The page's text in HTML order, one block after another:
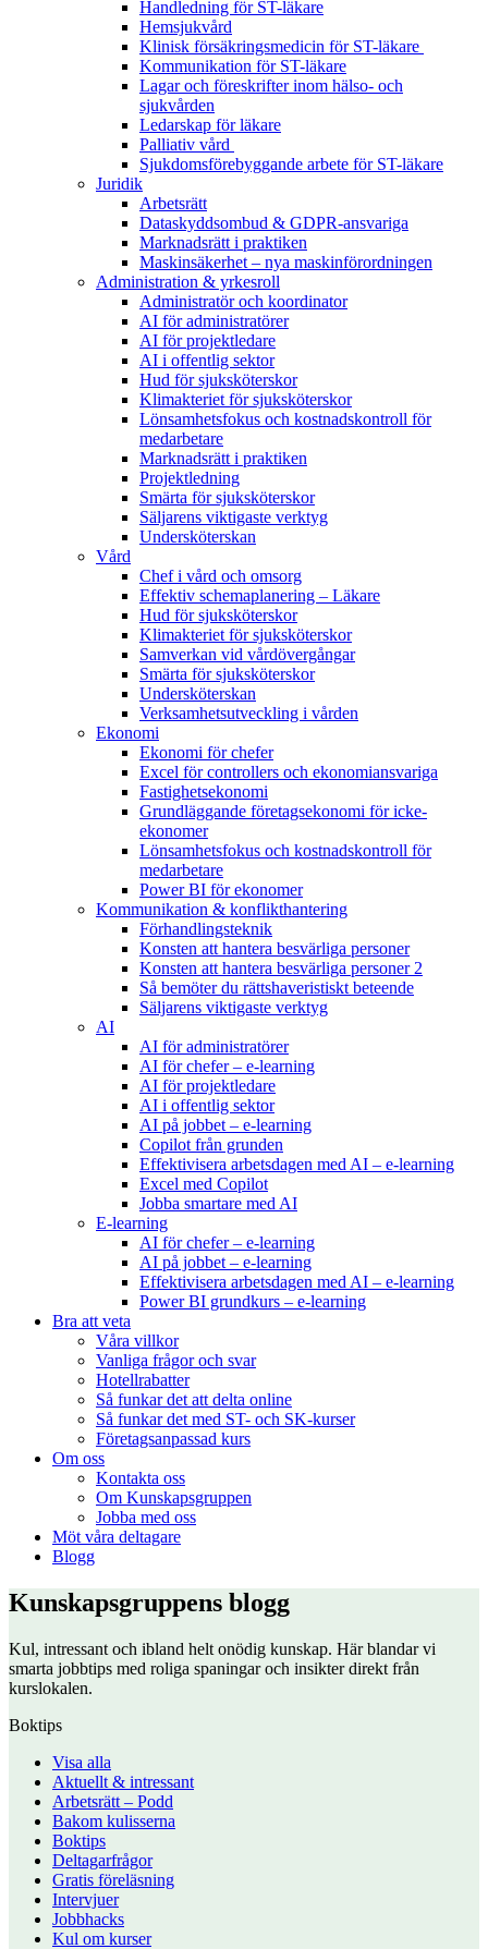
Handledning för ST-läkare
Hemsjukvård
Klinisk försäkringsmedicin för ST-läkare
Kommunikation för ST-läkare
Lagar och föreskrifter inom hälso- och
sjukvården
Ledarskap för läkare
Palliativ vård
Sjukdomsförebyggande arbete för ST-läkare
Juridik
Arbetsrätt
Dataskyddsombud & GDPR-ansvariga
Marknadsrätt i praktiken
Maskinsäkerhet – nya maskinförordningen
Administration & yrkesroll
Administratör och koordinator
AI för administratörer
AI för projektledare
AI i offentlig sektor
Hud för sjuksköterskor
Klimakteriet för sjuksköterskor
Lönsamhetsfokus och kostnadskontroll för
medarbetare
Marknadsrätt i praktiken
Projektledning
Smärta för sjuksköterskor
Säljarens viktigaste verktyg
Undersköterskan
Vård
Chef i vård och omsorg
Effektiv schemaplanering – Läkare
Hud för sjuksköterskor
Klimakteriet för sjuksköterskor
Samverkan vid vårdövergångar
Smärta för sjuksköterskor
Undersköterskan
Verksamhetsutveckling i vården
Ekonomi
Ekonomi för chefer
Excel för controllers och ekonomiansvariga
Fastighetsekonomi
Grundläggande företagsekonomi för icke-
ekonomer
Lönsamhetsfokus och kostnadskontroll för
medarbetare
Power BI för ekonomer
Kommunikation & konflikthantering
Förhandlingsteknik
Konsten att hantera besvärliga personer
Konsten att hantera besvärliga personer 2
Så bemöter du rättshaveristiskt beteende
Säljarens viktigaste verktyg
AI
AI för administratörer
AI för chefer – e-learning
AI för projektledare
AI i offentlig sektor
AI på jobbet – e-learning
Copilot från grunden
Effektivisera arbetsdagen med AI – e-learning
Excel med Copilot
Jobba smartare med AI
E-learning
AI för chefer – e-learning
AI på jobbet – e-learning
Effektivisera arbetsdagen med AI – e-learning
Power BI grundkurs – e-learning
Bra att veta
Våra villkor
Vanliga frågor och svar
Hotellrabatter
Så funkar det att delta online
Så funkar det med ST- och SK-kurser
Företagsanpassad kurs
Om oss
Kontakta oss
Om Kunskapsgruppen
Jobba med oss
Möt våra deltagare
Blogg
Kunskapsgruppens blogg
Kul, intressant och ibland helt onödig kunskap. Här blandar vi
smarta jobbtips med roliga spaningar och insikter direkt från
kurslokalen.
Boktips
Visa alla
Aktuellt & intressant
Arbetsrätt – Podd
Bakom kulisserna
Boktips
Deltagarfrågor
Gratis föreläsning
Intervjuer
Jobbhacks
Kul om kurser